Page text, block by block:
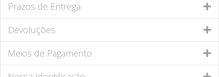
Prazos de Entrega
Devoluções
Meios de Pagamento